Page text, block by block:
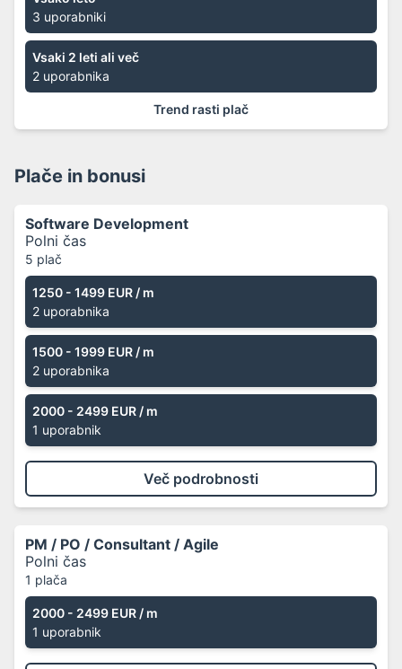
3 uporabniki
Vsaki 2 leti ali več
2 uporabnika
Trend rasti plač
Plače in bonusi
Software Development
Polni čas
5 plač
1250 - 1499 EUR / m
2 uporabnika
1500 - 1999 EUR / m
2 uporabnika
2000 - 2499 EUR / m
1 uporabnik
Več podrobnosti
PM / PO / Consultant / Agile
Polni čas
1 plača
2000 - 2499 EUR / m
1 uporabnik